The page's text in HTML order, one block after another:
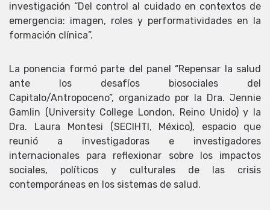
investigación “Del control al cuidado en contextos de
emergencia: imagen, roles y performatividades en la
formación clínica”.
La ponencia formó parte del panel “Repensar la salud
ante los desafíos biosociales del
Capitalo/Antropoceno”, organizado por la Dra. Jennie
Gamlin (University College London, Reino Unido) y la
Dra. Laura Montesi (SECIHTI, México), espacio que
reunió a investigadoras e investigadores
internacionales para reflexionar sobre los impactos
sociales, políticos y culturales de las crisis
contemporáneas en los sistemas de salud.